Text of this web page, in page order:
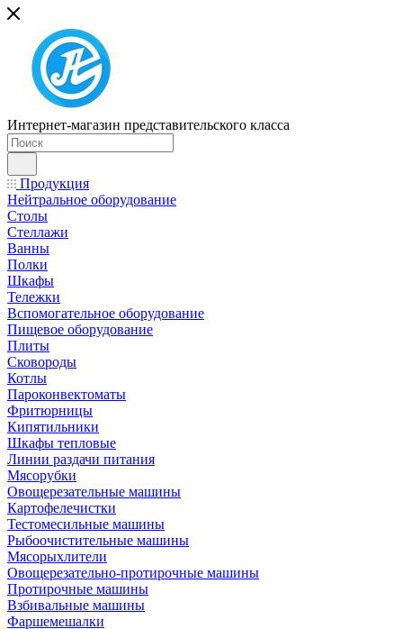
Интернет-магазин представительского класса
Продукция
Нейтральное оборудование
Столы
Стеллажи
Ванны
Полки
Шкафы
Тележки
Вспомогательное оборудование
Пищевое оборудование
Плиты
Сковороды
Котлы
Пароконвектоматы
Фритюрницы
Кипятильники
Шкафы тепловые
Линии раздачи питания
Мясорубки
Овощерезательные машины
Картофелечистки
Тестомесильные машины
Рыбоочистительные машины
Мясорыхлители
Овощерезательно-протирочные машины
Протирочные машины
Взбивальные машины
Фаршемешалки